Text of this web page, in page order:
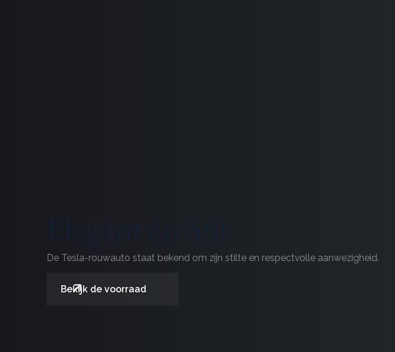
De Tesla-rouwauto staat bekend om zijn stilte en respectvolle aanwezigheid.
Bekijk de voorraad